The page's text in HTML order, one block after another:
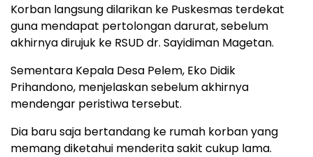
Korban langsung dilarikan ke Puskesmas terdekat
guna mendapat pertolongan darurat, sebelum
akhirnya dirujuk ke RSUD dr. Sayidiman Magetan.
Sementara Kepala Desa Pelem, Eko Didik
Prihandono, menjelaskan sebelum akhirnya
mendengar peristiwa tersebut.
Dia baru saja bertandang ke rumah korban yang
memang diketahui menderita sakit cukup lama.